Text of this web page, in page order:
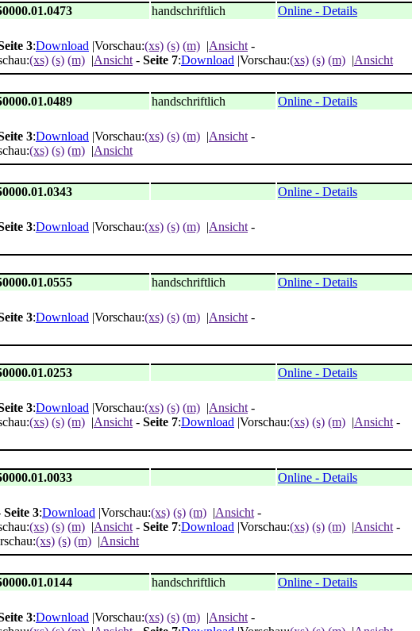
handschriftlich
Online - Details
3:Download |Vorschau:(xs) (s) (m) |Ansicht -
(xs) (s) (m) |Ansicht - Seite 7:Download |Vorschau:(xs) (s) (m) |Ansicht
handschriftlich
Online - Details
3:Download |Vorschau:(xs) (s) (m) |Ansicht -
(xs) (s) (m) |Ansicht
Online - Details
3:Download |Vorschau:(xs) (s) (m) |Ansicht -
handschriftlich
Online - Details
3:Download |Vorschau:(xs) (s) (m) |Ansicht -
Online - Details
3:Download |Vorschau:(xs) (s) (m) |Ansicht -
(xs) (s) (m) |Ansicht - Seite 7:Download |Vorschau:(xs) (s) (m) |Ansicht -
Online - Details
Seite 3:Download |Vorschau:(xs) (s) (m) |Ansicht -
(xs) (s) (m) |Ansicht - Seite 7:Download |Vorschau:(xs) (s) (m) |Ansicht -
(xs) (s) (m) |Ansicht
handschriftlich
Online - Details
3:Download |Vorschau:(xs) (s) (m) |Ansicht -